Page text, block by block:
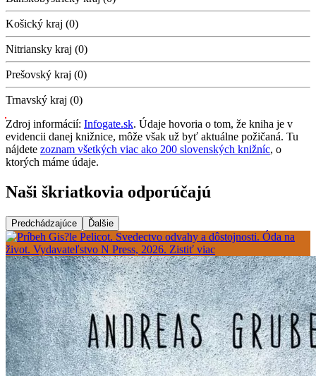
Košický kraj (0)
Nitriansky kraj (0)
Prešovský kraj (0)
Trnavský kraj (0)
Zdroj informácií: Infogate.sk. Údaje hovoria o tom, že kniha je v
evidencii danej knižnice, môže však už byť aktuálne požičaná. Tu
nájdete zoznam všetkých viac ako 200 slovenských knižníc, o
ktorých máme údaje.
Naši škriatkovia odporúčajú
Predchádzajúce Ďalšie